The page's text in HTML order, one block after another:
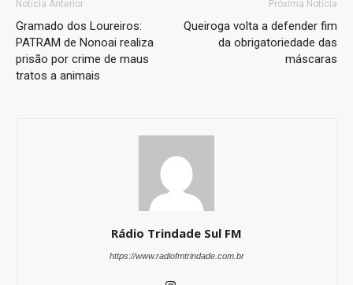
Notícia Anterior
Gramado dos Loureiros:
PATRAM de Nonoai realiza
prisão por crime de maus
tratos a animais
Próxima Notícia
Queiroga volta a defender fim
da obrigatoriedade das
máscaras
Rádio Trindade Sul FM
https://www.radiofmtrindade.com.br